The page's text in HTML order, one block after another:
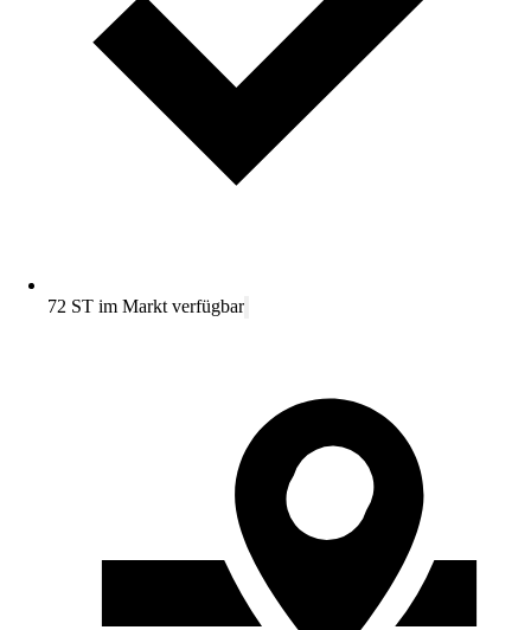
72 ST im Markt verfügbar